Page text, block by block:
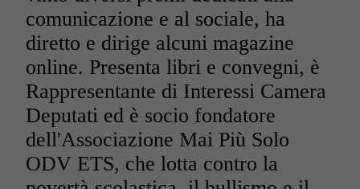
comunicazione e al sociale, ha
diretto e dirige alcuni magazine
online. Presenta libri e convegni, è
Rappresentante di Interessi Camera
Deputati ed è socio fondatore
dell'Associazione Mai Più Solo
ODV ETS, che lotta contro la